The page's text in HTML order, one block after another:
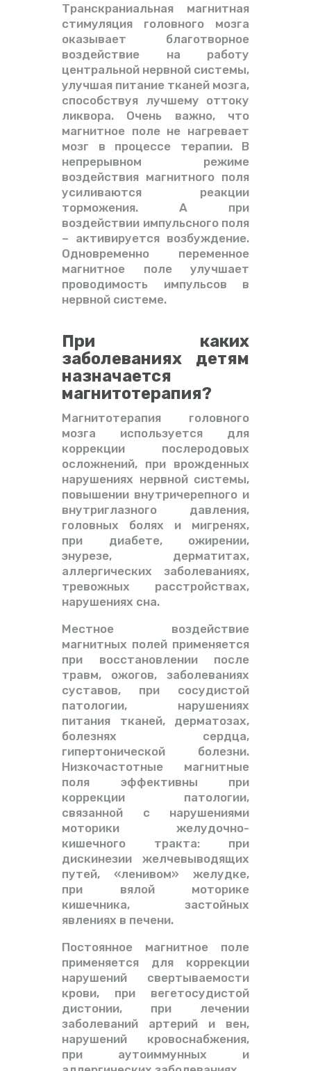
Транскраниальная магнитная
стимуляция головного мозга
оказывает благотворное
воздействие на работу
центральной нервной системы,
улучшая питание тканей мозга,
способствуя лучшему оттоку
ликвора. Очень важно, что
магнитное поле не нагревает
мозг в процессе терапии. В
непрерывном режиме
воздействия магнитного поля
усиливаются реакции
торможения. А при
воздействии импульсного поля
– активируется возбуждение.
Одновременно переменное
магнитное поле улучшает
проводимость импульсов в
нервной системе.
При каких
заболеваниях детям
назначается
магнитотерапия?
Магнитотерапия головного
мозга используется для
коррекции послеродовых
осложнений, при врожденных
нарушениях нервной системы,
повышении внутричерепного и
внутриглазного давления,
головных болях и мигренях,
при диабете, ожирении,
энурезе, дерматитах,
аллергических заболеваниях,
тревожных расстройствах,
нарушениях сна.
Местное воздействие
магнитных полей применяется
при восстановлении после
травм, ожогов, заболеваниях
суставов, при сосудистой
патологии, нарушениях
питания тканей, дерматозах,
болезнях сердца,
гипертонической болезни.
Низкочастотные магнитные
поля эффективны при
коррекции патологии,
связанной с нарушениями
моторики желудочно-
кишечного тракта: при
дискинезии желчевыводящих
путей, «ленивом» желудке,
при вялой моторике
кишечника, застойных
явлениях в печени.
Постоянное магнитное поле
применяется для коррекции
нарушений свертываемости
крови, при вегетосудистой
дистонии, при лечении
заболеваний артерий и вен,
нарушений кровоснабжения,
при аутоиммунных и